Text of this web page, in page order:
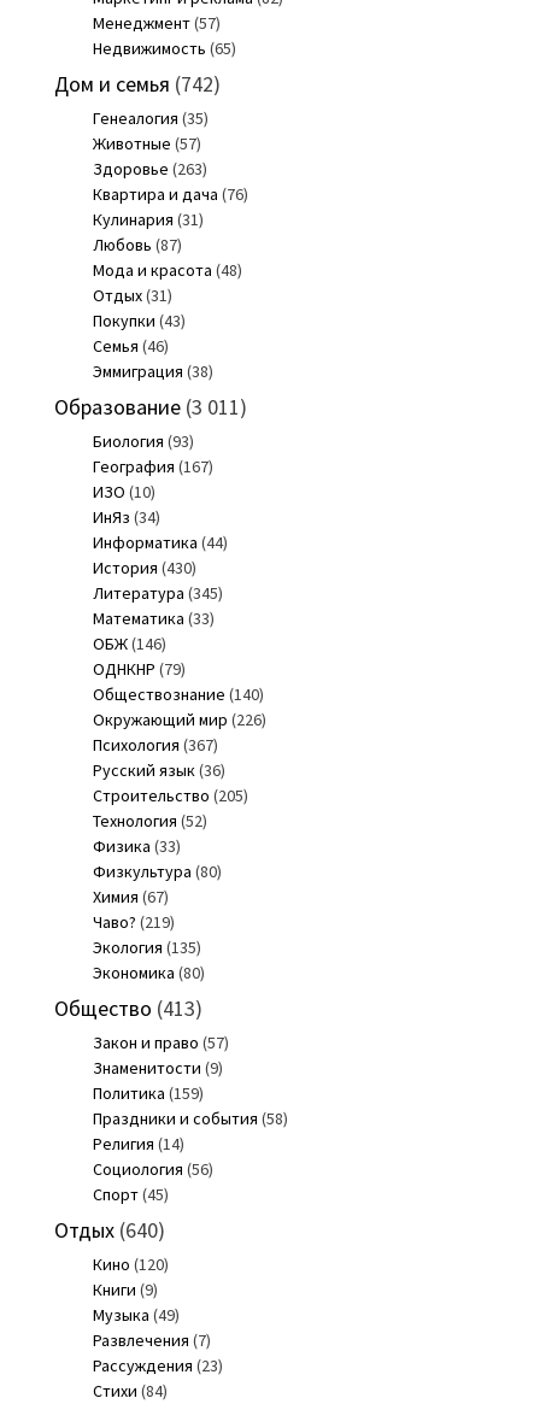
Менеджмент(57)
Недвижимость (65)
Дом и семья (742)
Генеалогия (35)
Животные (57)
Здоровье (263)
Квартира и дача (76)
Кулинария (31)
Любовь (87)
Мода и красота (48)
Отдых(31)
Покупки (43)
Семья (46)
Эммиграция (38)
Образование(3 011)
Биология (93)
География (167)
ИЗО (10)
ИнЯз (34)
Информатика (44)
История (430)
Литература (345)
Математика (33)
ОБЖ(146)
ОДНКНР (79)
Обществознание (140)
Окружающий мир (226)
Психология (367)
Русский язык(36)
Строительство (205)
Технология (52)
Физика (33)
Физкультура (80)
Химия (67)
Чаво? (219)
Экология (135)
Экономика (80)
Общество (413)
Закон и право (57)
Знаменитости (9)
Политика (159)
Праздники и события (58)
Религия (14)
Социология (56)
Спорт(45)
Отдых(640)
Кино (120)
Книги (9)
Музыка (49)
Развлечения (7)
Рассуждения (23)
Стихи (84)